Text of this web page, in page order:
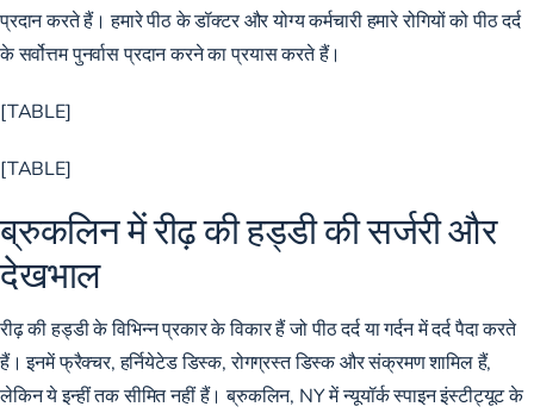
प्रदान करते हैं। हमारे पीठ के डॉक्टर और योग्य कर्मचारी हमारे रोगियों को पीठ दर्द
के सर्वोत्तम पुनर्वास प्रदान करने का प्रयास करते हैं।
[TABLE]
[TABLE]
ब्रुकलिन में रीढ़ की हड्डी की सर्जरी और
देखभाल
रीढ़ की हड्डी के विभिन्न प्रकार के विकार हैं जो पीठ दर्द या गर्दन में दर्द पैदा करते
हैं। इनमें फ्रैक्चर, हर्नियेटेड डिस्क, रोगग्रस्त डिस्क और संक्रमण शामिल हैं,
लेकिन ये इन्हीं तक सीमित नहीं हैं। ब्रुकलिन, NY में न्यूयॉर्क स्पाइन इंस्टीट्यूट के